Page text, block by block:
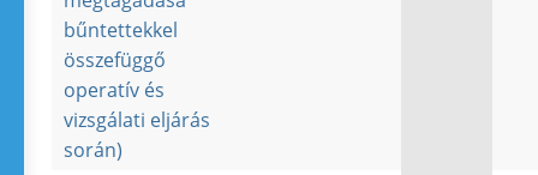
bűntettekkel
összefüggő
operatív és
vizsgálati eljárás
során)